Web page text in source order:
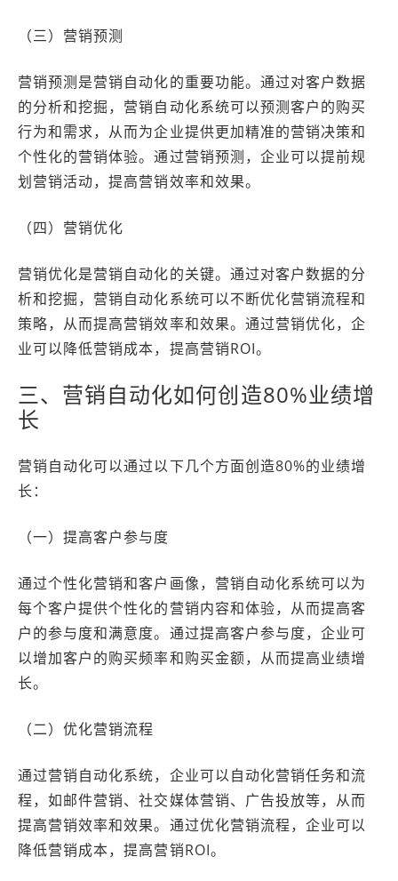
（三）营销预测
营销预测是营销自动化的重要功能。通过对客户数据
的分析和挖掘，营销自动化系统可以预测客户的购买
行为和需求，从而为企业提供更加精准的营销决策和
个性化的营销体验。通过营销预测，企业可以提前规
划营销活动，提高营销效率和效果。
（四）营销优化
营销优化是营销自动化的关键。通过对客户数据的分
析和挖掘，营销自动化系统可以不断优化营销流程和
策略，从而提高营销效率和效果。通过营销优化，企
业可以降低营销成本，提高营销ROI。
三、营销自动化如何创造80%业绩增
长
营销自动化可以通过以下几个方面创造80%的业绩增
长：
（一）提高客户参与度
通过个性化营销和客户画像，营销自动化系统可以为
每个客户提供个性化的营销内容和体验，从而提高客
户的参与度和满意度。通过提高客户参与度，企业可
以增加客户的购买频率和购买金额，从而提高业绩增
长。
（二）优化营销流程
通过营销自动化系统，企业可以自动化营销任务和流
程，如邮件营销、社交媒体营销、广告投放等，从而
提高营销效率和效果。通过优化营销流程，企业可以
降低营销成本，提高营销ROI。